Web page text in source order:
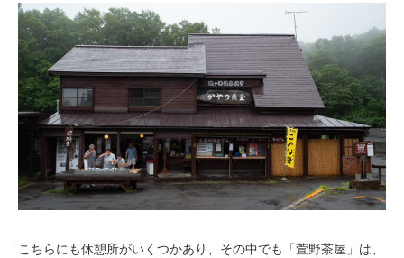
こちらにも休憩所がいくつかあり、その中でも「萱野茶屋」は、